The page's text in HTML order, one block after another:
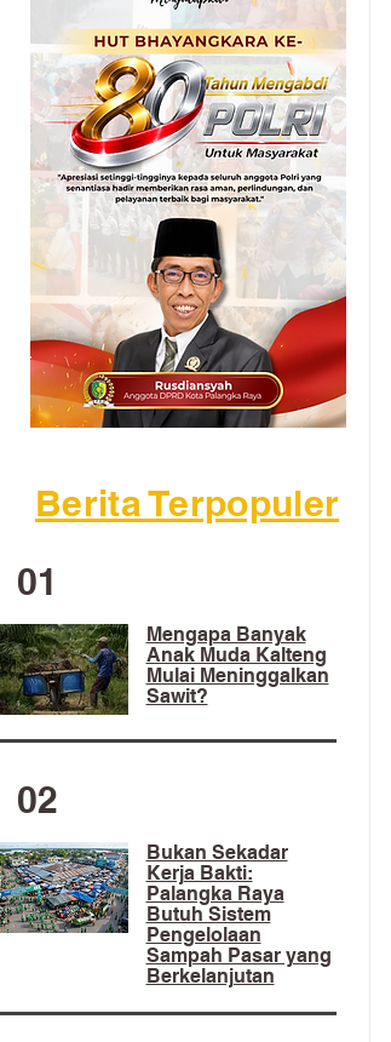
Berita Terpopuler
01
Mengapa Banyak
Anak Muda Kalteng
Mulai Meninggalkan
Sawit?
02
​Bukan Sekadar
Kerja Bakti:
Palangka Raya
Butuh Sistem
Pengelolaan
Sampah Pasar yang
Berkelanjutan